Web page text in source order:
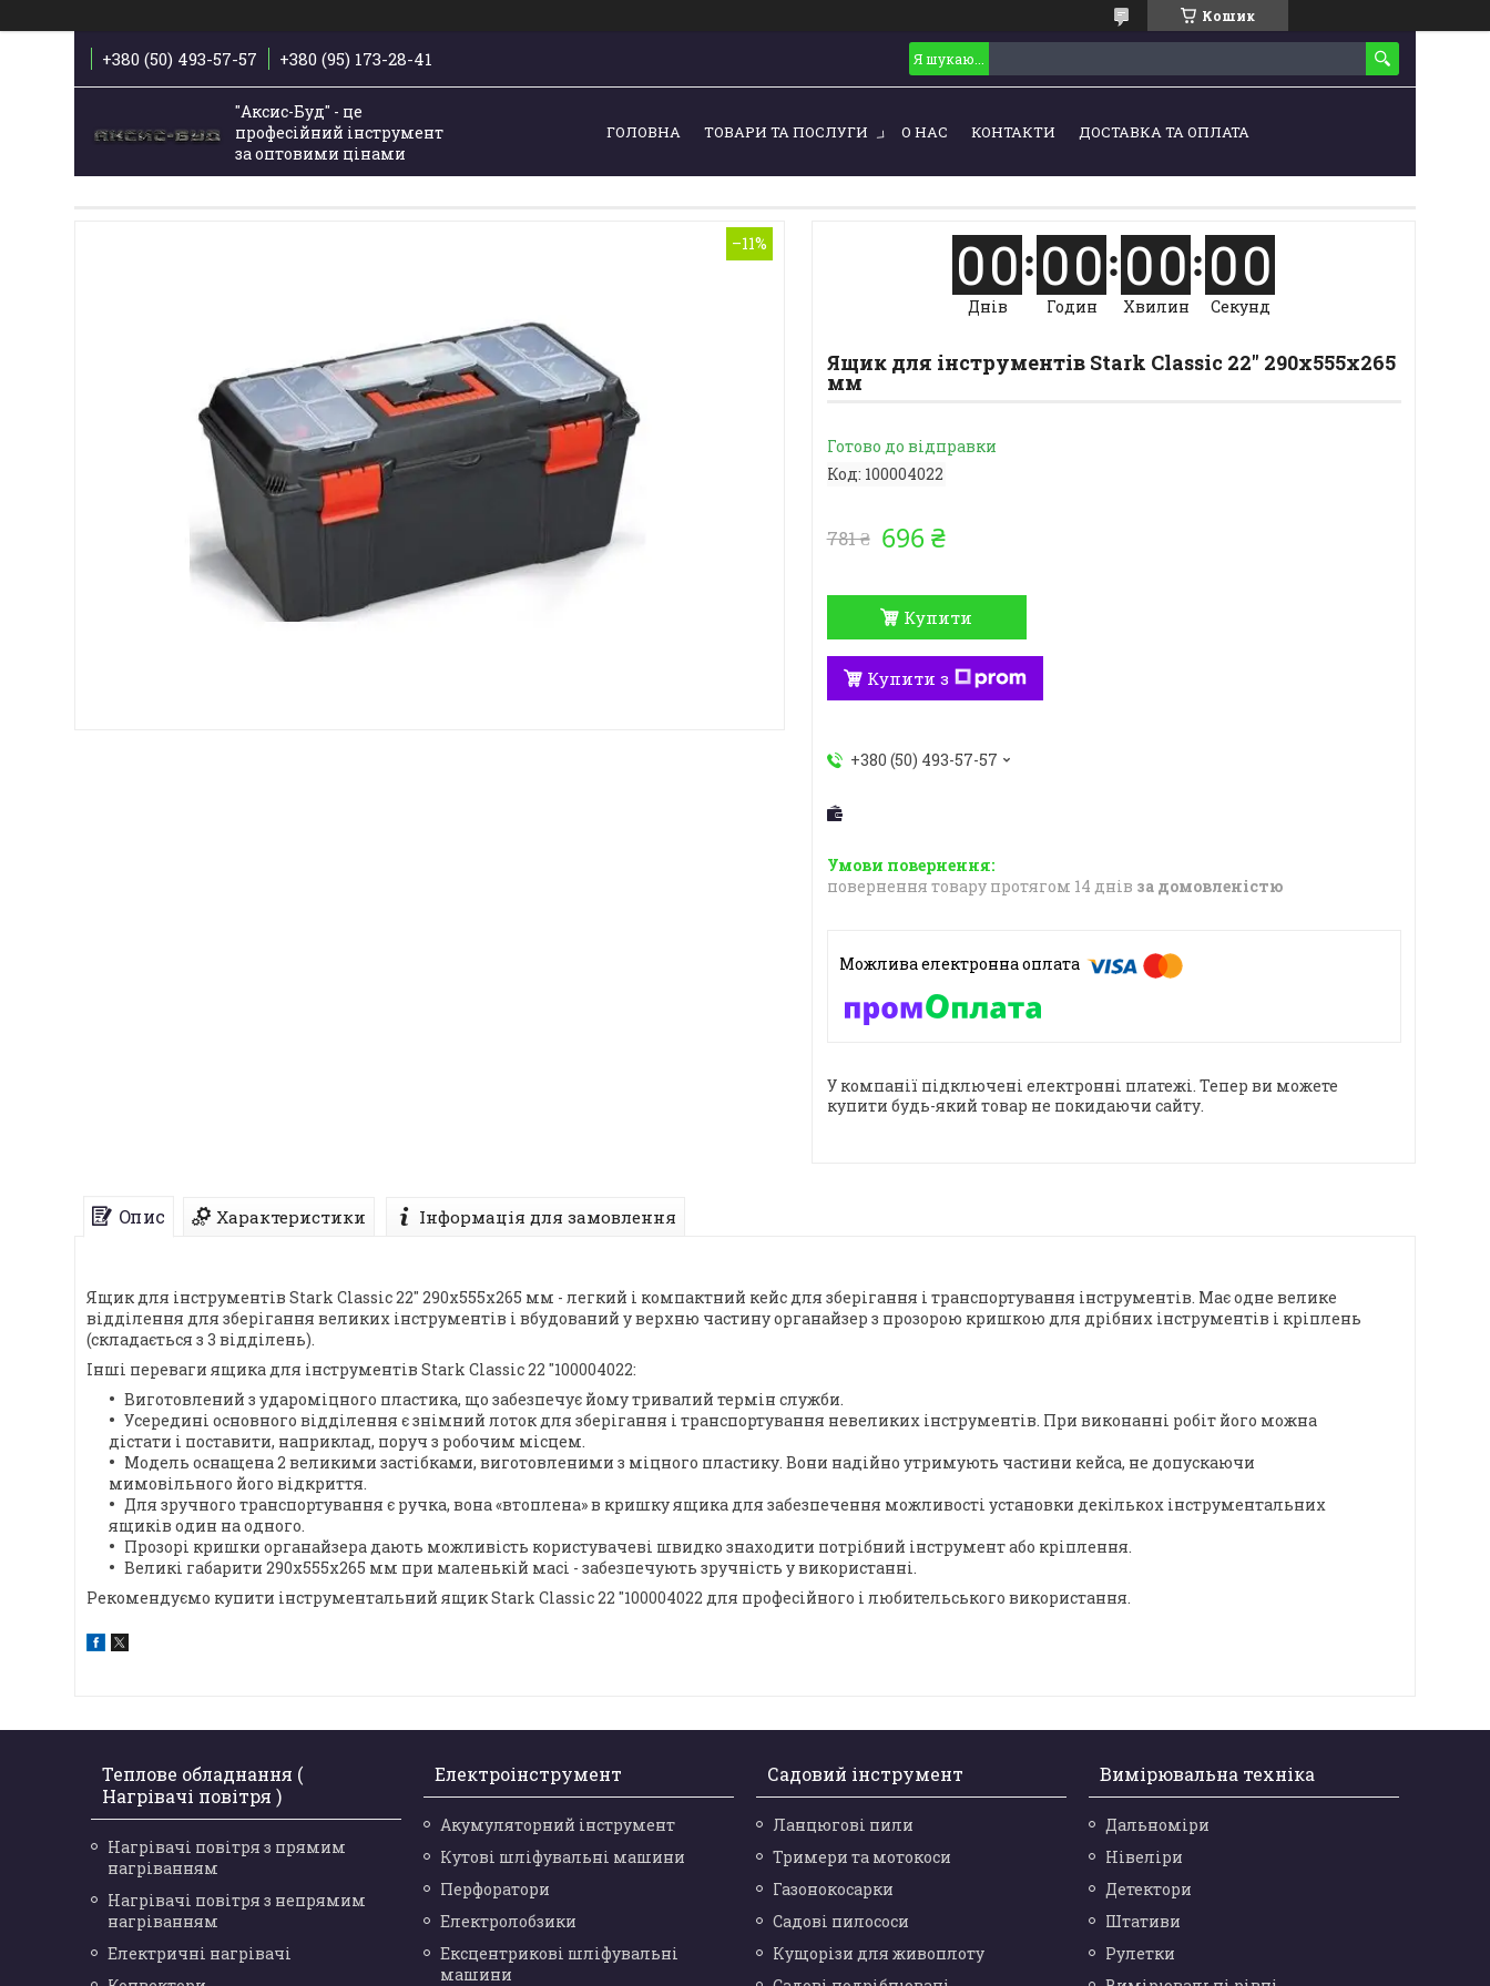
Кошик
+380 (50) 493-57-57 +380 (95) 173-28-41
"Аксис-Буд" - це
професійний інструмент
за оптовими цінами
ГОЛОВНА ТОВАРИ ТА ПОСЛУГИ О НАС КОНТАКТИ ДОСТАВКА ТА ОПЛАТА
–11% 00
Днів
00
Годин
00
Хвилин
00
Секунд
Ящик для інструментів Stark Classic 22" 290x555x265
мм
Готово до відправки
Код: 100004022
781 ₴ 696 ₴
Купити
Купити з
+380 (50) 493-57-57
повернення товару протягом 14 днів за домовленістю
У компанії підключені електронні платежі. Тепер ви можете
купити будь-який товар не покидаючи сайту.
Опис Характеристики Інформація для замовлення
Ящик для інструментів Stark Classic 22" 290x555x265 мм - легкий і компактний кейс для зберігання і транспортування інструментів. Має одне велике
відділення для зберігання великих інструментів і вбудований у верхню частину органайзер з прозорою кришкою для дрібних інструментів і кріплень
(складається з 3 відділень).
Інші переваги ящика для інструментів Stark Classic 22 "100004022:
Виготовлений з удароміцного пластика, що забезпечує йому тривалий термін служби.
Усередині основного відділення є знімний лоток для зберігання і транспортування невеликих інструментів. При виконанні робіт його можна
дістати і поставити, наприклад, поруч з робочим місцем.
Модель оснащена 2 великими застібками, виготовленими з міцного пластику. Вони надійно утримують частини кейса, не допускаючи
мимовільного його відкриття.
Для зручного транспортування є ручка, вона «втоплена» в кришку ящика для забезпечення можливості установки декількох інструментальних
ящиків один на одного.
Прозорі кришки органайзера дають можливість користувачеві швидко знаходити потрібний інструмент або кріплення.
Великі габарити 290x555x265 мм при маленькій масі - забезпечують зручність у використанні.
Рекомендуємо купити інструментальний ящик Stark Classic 22 "100004022 для професійного і любительського використання.
Теплове обладнання (
Нагрівачі повітря )
Нагрівачі повітря з прямим
нагріванням
Нагрівачі повітря з непрямим
нагріванням
Електричні нагрівачі
Електроінструмент
Акумуляторний інструмент
Кутові шліфувальні машини
Перфоратори
Електролобзики
Ексцентрикові шліфувальні
машини
Садовий інструмент
Ланцюгові пили
Тримери та мотокоси
Газонокосарки
Садові пилососи
Кущорізи для живоплоту
Вимірювальна техніка
Дальноміри
Нівеліри
Детектори
Штативи
Рулетки